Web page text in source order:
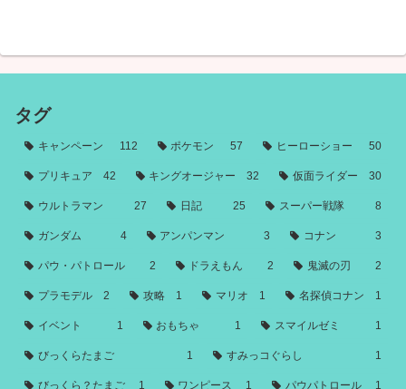
タグ
キャンペーン 112 ポケモン 57 ヒーローショー 50
プリキュア 42 キングオージャー 32 仮面ライダー 30
ウルトラマン 27 日記 25 スーパー戦隊 8
ガンダム 4 アンパンマン 3 コナン 3
パウ・パトロール 2 ドラえもん 2 鬼滅の刃 2
プラモデル 2 攻略 1 マリオ 1 名探偵コナン 1
イベント 1 おもちゃ 1 スマイルゼミ 1
びっくらたまご 1 すみっコぐらし 1
びっくら？たまご 1 ワンピース 1 パウパトロール 1